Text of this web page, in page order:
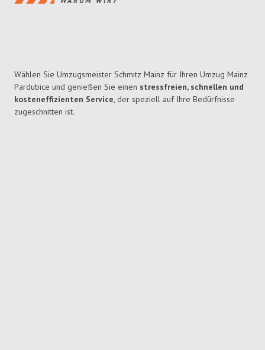
Wählen Sie Umzugsmeister Schmitz Mainz für Ihren Umzug Mainz
Pardubice und genießen Sie einen stressfreien, schnellen und
kosteneffizienten Service, der speziell auf Ihre Bedürfnisse
zugeschnitten ist.